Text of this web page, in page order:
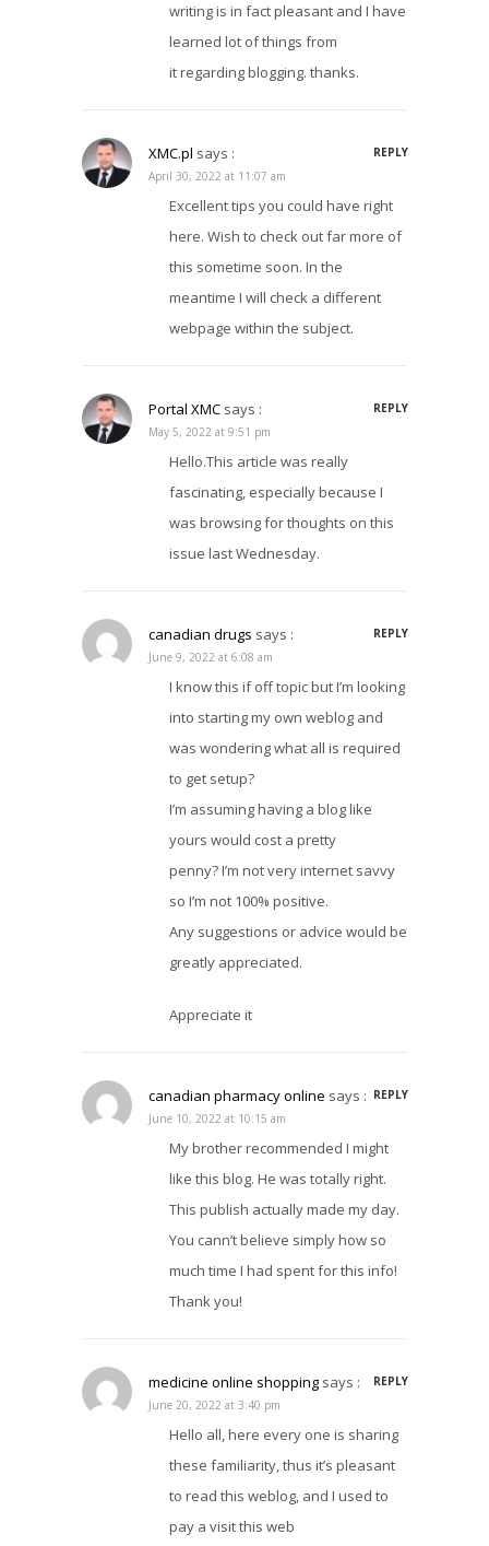
writing is in fact pleasant and I have
learned lot of things from
it regarding blogging. thanks.
XMC.pl says :
REPLY
April 30, 2022 at 11:07 am
Excellent tips you could have right
here. Wish to check out far more of
this sometime soon. In the
meantime I will check a different
webpage within the subject.
Portal XMC says :
REPLY
May 5, 2022 at 9:51 pm
Hello.This article was really
fascinating, especially because I
was browsing for thoughts on this
issue last Wednesday.
canadian drugs says :
REPLY
June 9, 2022 at 6:08 am
I know this if off topic but I’m looking
into starting my own weblog and
was wondering what all is required
to get setup?
I’m assuming having a blog like
yours would cost a pretty
penny? I’m not very internet savvy
so I’m not 100% positive.
Any suggestions or advice would be
greatly appreciated.
Appreciate it
canadian pharmacy online says : REPLY
June 10, 2022 at 10:15 am
My brother recommended I might
like this blog. He was totally right.
This publish actually made my day.
You cann’t believe simply how so
much time I had spent for this info!
Thank you!
medicine online shopping says :
REPLY
June 20, 2022 at 3:40 pm
Hello all, here every one is sharing
these familiarity, thus it’s pleasant
to read this weblog, and I used to
pay a visit this web